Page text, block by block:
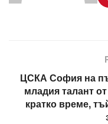
ЦСКА София на
младия талант
кратко време,